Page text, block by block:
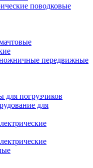
поводковые
передвижные
для погрузчиков
для